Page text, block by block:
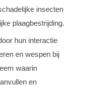
insecten
plaagbestrijding.
hun interactie
en wespen bij
waarin
en